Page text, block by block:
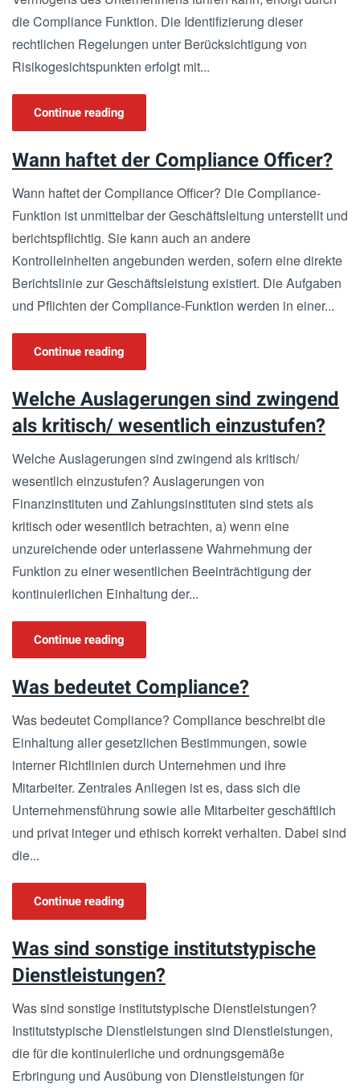
die Compliance Funktion. Die Identifizierung dieser
rechtlichen Regelungen unter Berücksichtigung von
Risikogesichtspunkten erfolgt mit...
Continue reading
Wann haftet der Compliance Officer?
Wann haftet der Compliance Officer? Die Compliance-
Funktion ist unmittelbar der Geschäftsleitung unterstellt und
berichtspflichtig. Sie kann auch an andere
Kontrolleinheiten angebunden werden, sofern eine direkte
Berichtslinie zur Geschäftsleistung existiert. Die Aufgaben
und Pflichten der Compliance-Funktion werden in einer...
Continue reading
Welche Auslagerungen sind zwingend
als kritisch/ wesentlich einzustufen?
Welche Auslagerungen sind zwingend als kritisch/
wesentlich einzustufen? Auslagerungen von
Finanzinstituten und Zahlungsinstituten sind stets als
kritisch oder wesentlich betrachten, a) wenn eine
unzureichende oder unterlassene Wahrnehmung der
Funktion zu einer wesentlichen Beeinträchtigung der
kontinuierlichen Einhaltung der...
Continue reading
Was bedeutet Compliance?
Was bedeutet Compliance? Compliance beschreibt die
Einhaltung aller gesetzlichen Bestimmungen, sowie
interner Richtlinien durch Unternehmen und ihre
Mitarbeiter. Zentrales Anliegen ist es, dass sich die
Unternehmensführung sowie alle Mitarbeiter geschäftlich
und privat integer und ethisch korrekt verhalten. Dabei sind
die...
Continue reading
Was sind sonstige institutstypische
Dienstleistungen?
Was sind sonstige institutstypische Dienstleistungen?
Institutstypische Dienstleistungen sind Dienstleistungen,
die für die kontinuierliche und ordnungsgemäße
Erbringung und Ausübung von Dienstleistungen für